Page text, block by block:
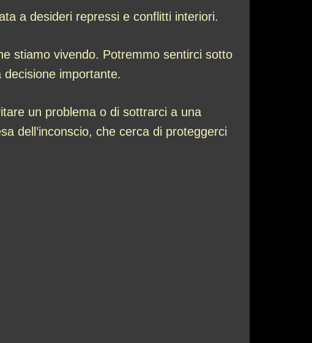
a desideri repressi e conflitti interiori.
stiamo vivendo. Potremmo sentirci sotto
importante.
un problema o di sottrarci a una
dell’inconscio, che cerca di proteggerci